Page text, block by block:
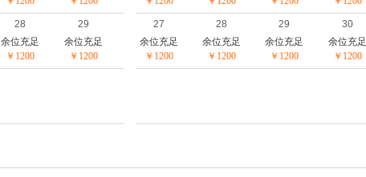
28
余位充足
￥1200
29
余位充足
￥1200
27
余位充足
￥1200
28
余位充足
￥1200
29
余位充足
￥1200
30
余位充足
￥1200